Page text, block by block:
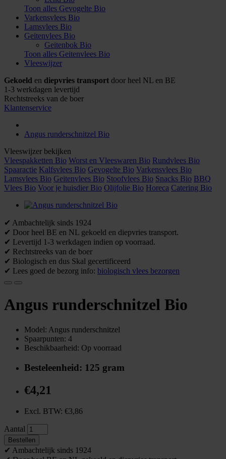
Toon alles Gevogelte Bio
Varkensvlees Bio
Lamsvlees Bio
Geitenvlees Bio
Geitenbok Bio
Toon alles Geitenvlees Bio
Vleeswijzer
Gekoeld en diepvries transport door heel NL en BE
1-3 werkdagen levertijd
Rechtstreeks van de boer
Klantenservice
Angus runderschnitzel Bio
Vleeswijzer bekijken
Vleespakketten Bio Worst en Vleeswaren Bio Rundvlees Bio
Spaaractie Kalfsvlees Bio Gevogelte Bio Varkensvlees Bio
Lamsvlees Bio Geitenvlees Bio Stoofvlees Bio Snacks Bio BBQ
Vlees Bio Voor je huisdier Bio Olijfolie Bio Horeca Catering Bio
✔ Ambachtelijk sinds 1924
✔ Door heel BE en NL gekoeld en diepvries transport.
✔ Levertijd 1-3 werkdagen indien op voorraad.
✔ Rechtstreeks van de boer
✔ Biologisch en dus Skal gecertificeerd
✔ Lees goed de bezorg info: biologisch vlees bezorgen
Angus runderschnitzel Bio
Model: Angus runderschnitzel
Spaarpunten: 4
Beschikbaarheid: Op voorraad
Besteleenheid: 125 gram
€4,21
Excl. BTW: €3,86
Aantal
Bestellen
✔ Ambachtelijk sinds 1924